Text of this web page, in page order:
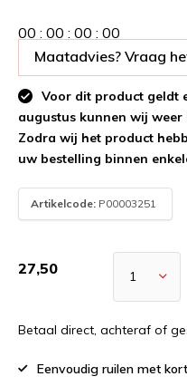
00 : 00 : 00 : 00
Maatadvies? Vraag
Voor dit product geldt
augustus kunnen wij
Zodra wij het product
uw bestelling binnen
Artikelcode: P00003251
27,50
Betaal direct, achteraf of
Eenvoudig ruilen met